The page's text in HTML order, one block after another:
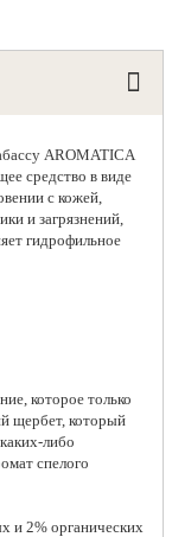
AROMATICA
средство в виде
с кожей,
и загрязнений,
гидрофильное
которое только
щербет, который
либо
спелого
и 2% органических